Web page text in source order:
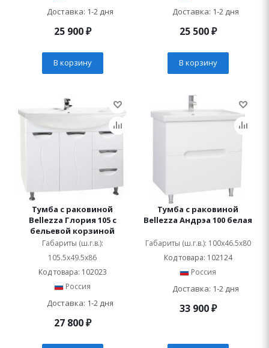
Доставка: 1-2 дня
25 900₽
В корзину
Доставка: 1-2 дня
25 500₽
В корзину
Тумба с раковиной
Bellezza Глория 105 с
бельевой корзиной
Габариты (ш.г.в.):
105.5x49.5x86
Код товара: 102023
Россия
Доставка: 1-2 дня
27 800₽
Тумба с раковиной
Bellezza Андрэа 100 белая
Габариты (ш.г.в.): 100x46.5x80
Код товара: 102124
Россия
Доставка: 1-2 дня
33 900₽